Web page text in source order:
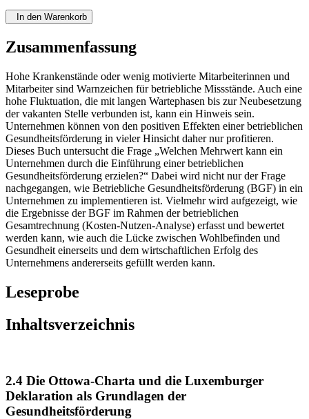
In den Warenkorb
Zusammenfassung
Hohe Krankenstände oder wenig motivierte Mitarbeiterinnen und
Mitarbeiter sind Warnzeichen für betriebliche Missstände. Auch eine
hohe Fluktuation, die mit langen Wartephasen bis zur Neubesetzung
der vakanten Stelle verbunden ist, kann ein Hinweis sein.
Unternehmen können von den positiven Effekten einer betrieblichen
Gesundheitsförderung in vieler Hinsicht daher nur profitieren.
Dieses Buch untersucht die Frage „Welchen Mehrwert kann ein
Unternehmen durch die Einführung einer betrieblichen
Gesundheitsförderung erzielen?“ Dabei wird nicht nur der Frage
nachgegangen, wie Betriebliche Gesundheitsförderung (BGF) in ein
Unternehmen zu implementieren ist. Vielmehr wird aufgezeigt, wie
die Ergebnisse der BGF im Rahmen der betrieblichen
Gesamtrechnung (Kosten-Nutzen-Analyse) erfasst und bewertet
werden kann, wie auch die Lücke zwischen Wohlbefinden und
Gesundheit einerseits und dem wirtschaftlichen Erfolg des
Unternehmens andererseits gefüllt werden kann.
Leseprobe
Inhaltsverzeichnis
2.4 Die Ottowa-Charta und die Luxemburger
Deklaration als Grundlagen der
Gesundheitsförderung